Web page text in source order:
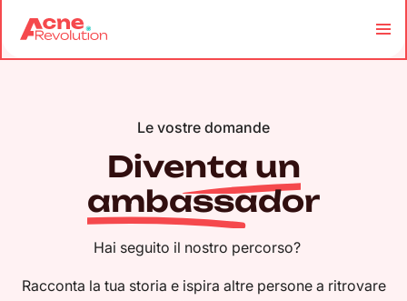
Le vostre domande
Diventa un
ambassador
Hai seguito il nostro percorso?
Racconta la tua storia e ispira altre persone a ritrovare